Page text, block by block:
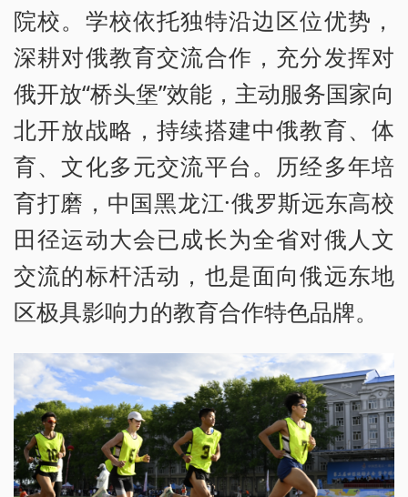
院校。学校依托独特沿边区位优势，
深耕对俄教育交流合作，充分发挥对
俄开放“桥头堡”效能，主动服务国家向
北开放战略，持续搭建中俄教育、体
育、文化多元交流平台。历经多年培
育打磨，中国黑龙江·俄罗斯远东高校
田径运动大会已成长为全省对俄人文
交流的标杆活动，也是面向俄远东地
区极具影响力的教育合作特色品牌。